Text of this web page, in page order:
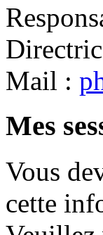
Mail :
Mes
Vous
cette